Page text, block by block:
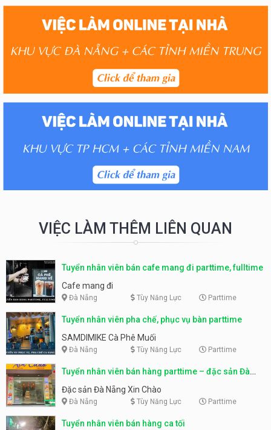
VIỆC LÀM THÊM LIÊN QUAN
Tuyển nhân viên bán cafe mang đi parttime, fulltime
Cafe mang đi
Đà Nẵng Tùy Năng Lực Parttime
Tuyển nhân viên pha chế, phục vụ bàn parttime
SAMDIMIKE Cà Phê Muối
Đà Nẵng Tùy Năng Lực Parttime
Tuyển nhân viên bán hàng parttime – đặc sản Đà
Nẵng
Đặc sản Đà Nẵng Xin Chào
Đà Nẵng Tùy Năng Lực Parttime
Tuyển nhân viên bán hàng ca tối